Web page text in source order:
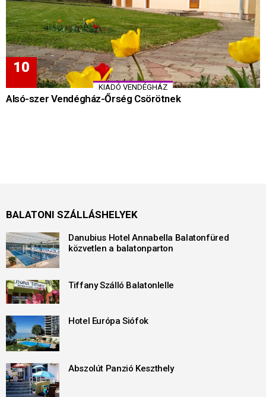
KIADÓ VENDÉGHÁZ
Alsó-szer Vendégház-Őrség Csörötnek
BALATONI SZÁLLÁSHELYEK
Danubius Hotel Annabella Balatonfüred
közvetlen a balatonparton
Tiffany Szálló Balatonlelle
Hotel Európa Siófok
Abszolút Panzió Keszthely